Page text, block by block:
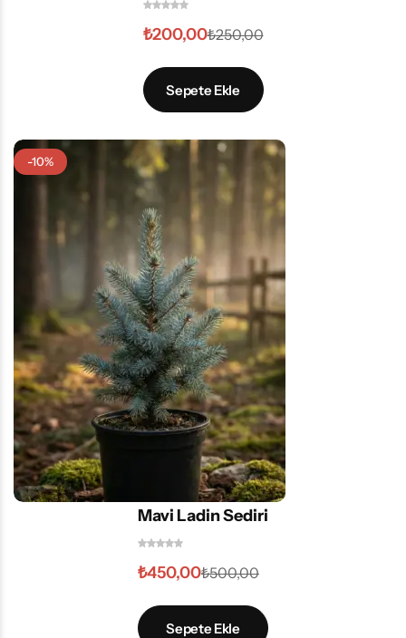
₺250,00
₺200,00
Sepete Ekle
-10%
Mavi Ladin Sediri
₺500,00
₺450,00
Sepete Ekle